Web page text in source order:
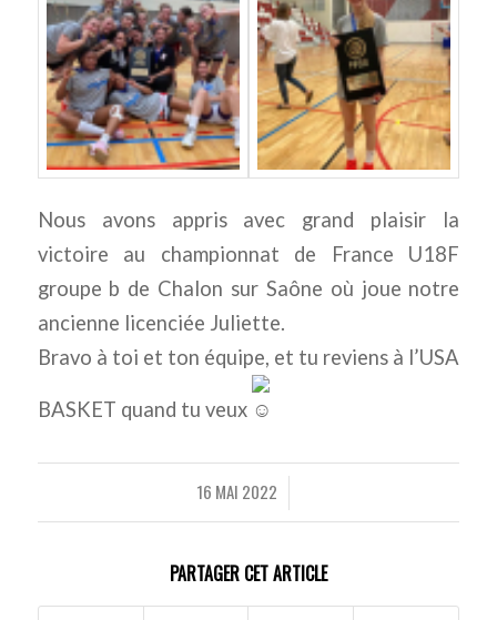
Nous avons appris avec grand plaisir la
victoire au championnat de France U18F
groupe b de Chalon sur Saône où joue notre
ancienne licenciée Juliette.
Bravo à toi et ton équipe, et tu reviens à l’USA
BASKET quand tu veux
16 MAI 2022
/
PARTAGER CET ARTICLE